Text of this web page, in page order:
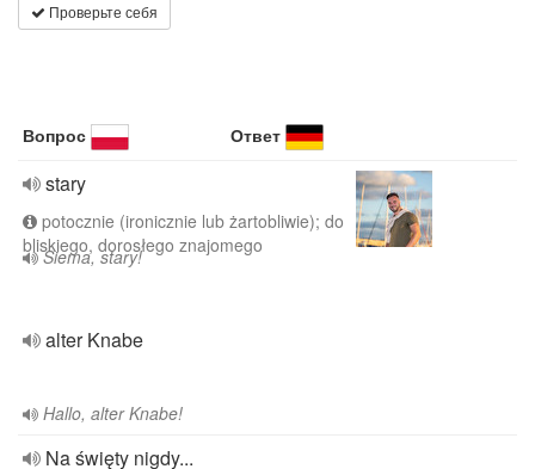
Проверьте себя
Вопрос Ответ
stary
potocznie (ironicznie lub żartobliwie); do
bliskiego, dorosłego znajomego
Siema, stary!
alter Knabe
Hallo, alter Knabe!
Na święty nigdy...